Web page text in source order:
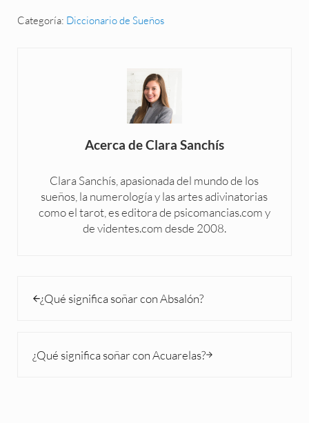
Categoría: Diccionario de Sueños
Acerca deClara Sanchís
Clara Sanchís, apasionada del mundo de los
sueños, la numerología y las artes adivinatorias
como el tarot, es editora de psicomancias.com y
de videntes.com desde 2008.
¿Qué significa soñar con Absalón?
¿Qué significa soñar con Acuarelas?